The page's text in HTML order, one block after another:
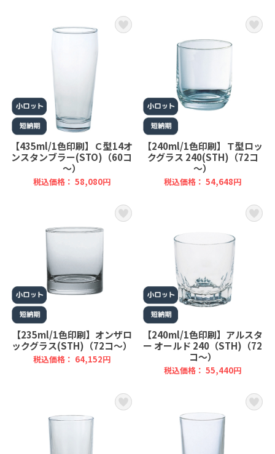
【435ml/1色印刷】Ｃ型14オ
ンスタンブラー(STO)（60コ
～）
税込価格： 58,080円
【240ml/1色印刷】Ｔ型ロッ
クグラス 240(STH)（72コ
～）
税込価格： 54,648円
【235ml/1色印刷】オンザロ
ックグラス(STH)（72コ～）
税込価格： 64,152円
【240ml/1色印刷】アルスタ
ー オールド 240（STH)（72
コ～）
税込価格： 55,440円